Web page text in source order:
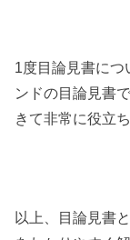
1度目論見書につ
ンドの目論見書
きて非常に役立ち
以上、目論見書